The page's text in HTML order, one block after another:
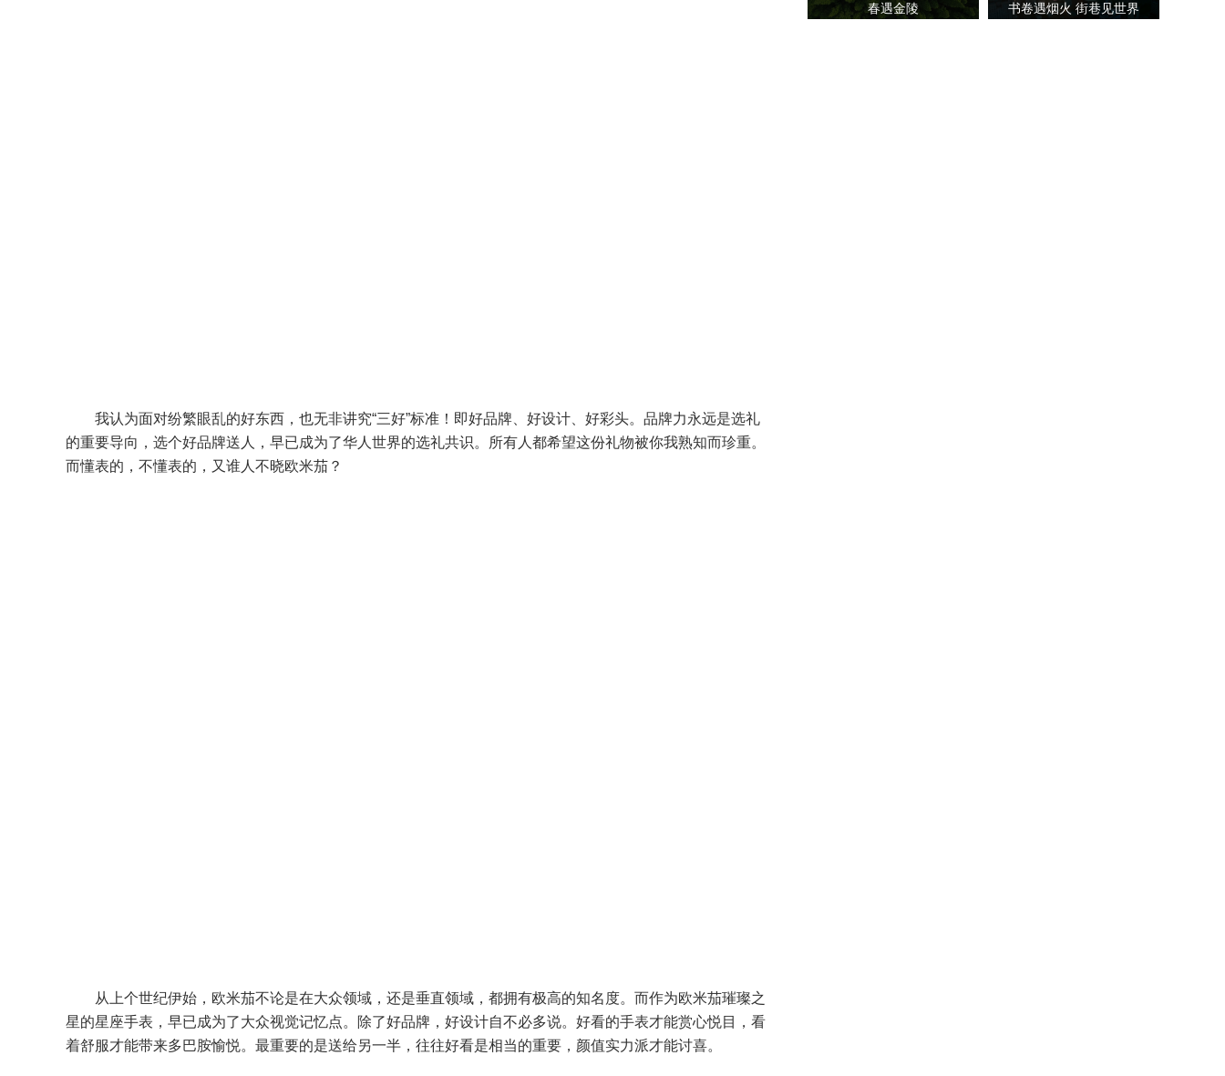
我认为面对纷繁眼乱的好东西，也无非讲究“三好”标准！即好品牌、好设计、好彩头。品牌力永远是选礼
的重要导向，选个好品牌送人，早已成为了华人世界的选礼共识。所有人都希望这份礼物被你我熟知而珍重。
而懂表的，不懂表的，又谁人不晓欧米茄？
从上个世纪伊始，欧米茄不论是在大众领域，还是垂直领域，都拥有极高的知名度。而作为欧米茄璀璨之
星的星座手表，早已成为了大众视觉记忆点。除了好品牌，好设计自不必多说。好看的手表才能赏心悦目，看
着舒服才能带来多巴胺愉悦。最重要的是送给另一半，往往好看是相当的重要，颜值实力派才能讨喜。
春遇金陵 书卷遇烟火 街巷见世界